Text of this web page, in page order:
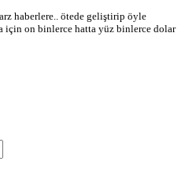
haberlere.. ötede geliştirip öyle
için on binlerce hatta yüz binlerce dolar